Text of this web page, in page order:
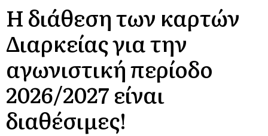
Η διάθεση των καρτών
Διαρκείας για την
αγωνιστική περίοδο
2026/2027 είναι
διαθέσιμες!